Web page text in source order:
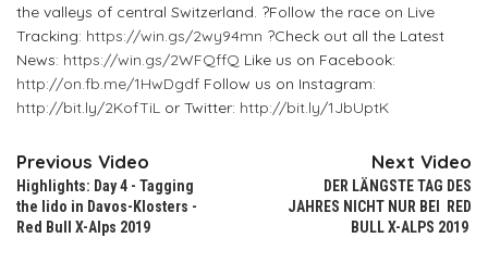
the valleys of central Switzerland. ?Follow the race on Live
Tracking: https://win.gs/2wy94mn ?Check out all the Latest
News: https://win.gs/2WFQffQ Like us on Facebook:
http://on.fb.me/1HwDgdf Follow us on Instagram:
http://bit.ly/2KofTiL or Twitter: http://bit.ly/1JbUptK
Previous Video
Highlights: Day 4 - Tagging
the lido in Davos-Klosters -
Red Bull X-Alps 2019
Next Video
DER LÄNGSTE TAG DES
JAHRES NICHT NUR BEI RED
BULL X-ALPS 2019